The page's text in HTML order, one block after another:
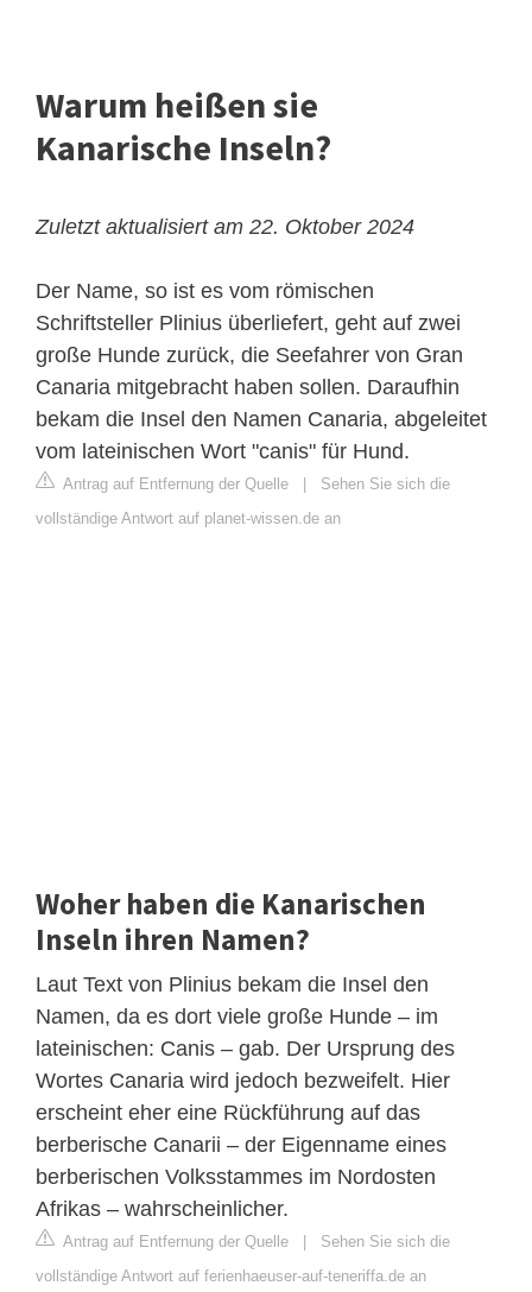
Warum heißen sie
Kanarische Inseln?
Zuletzt aktualisiert am 22. Oktober 2024
Der Name, so ist es vom römischen
Schriftsteller Plinius überliefert, geht auf zwei
große Hunde zurück, die Seefahrer von Gran
Canaria mitgebracht haben sollen. Daraufhin
bekam die Insel den Namen Canaria, abgeleitet
vom lateinischen Wort "canis" für Hund.
Antrag auf Entfernung der Quelle
Sehen Sie sich die
vollständige Antwort auf planet-wissen.de an
Woher haben die Kanarischen
Inseln ihren Namen?
Laut Text von Plinius bekam die Insel den
Namen, da es dort viele große Hunde – im
lateinischen: Canis – gab. Der Ursprung des
Wortes Canaria wird jedoch bezweifelt. Hier
erscheint eher eine Rückführung auf das
berberische Canarii – der Eigenname eines
berberischen Volksstammes im Nordosten
Afrikas – wahrscheinlicher.
Antrag auf Entfernung der Quelle
Sehen Sie sich die
vollständige Antwort auf ferienhaeuser-auf-teneriffa.de an